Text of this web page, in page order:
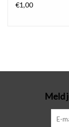
€1,00
Meld